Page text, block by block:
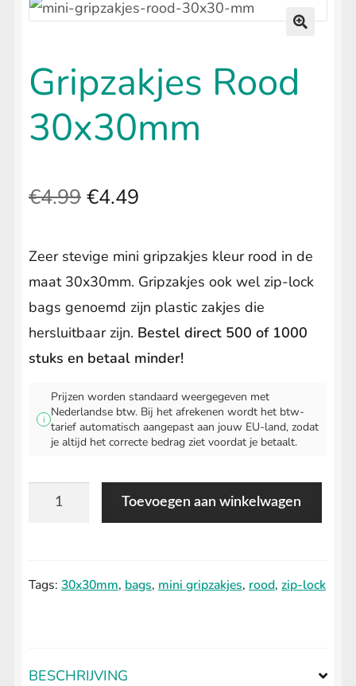
LIFESTYLE
Submenu
Gripzakjes Rood
30x30mm
€4.99 Oorspronkelijke
was:
€4.99.
€4.49
is:
€4.49.
Zeer stevige mini gripzakjes kleur rood in de
maat 30x30mm. Gripzakjes ook wel zip-lock
bags genoemd zijn plastic zakjes die
hersluitbaar zijn. Bestel direct 500 of 1000
stuks en betaal minder!
i
Prijzen worden standaard weergegeven met
Nederlandse btw. Bij het afrekenen wordt het btw-
tarief automatisch aangepast aan jouw EU-land, zodat
je altijd het correcte bedrag ziet voordat je betaalt.
Gripzakjes
Toevoegen aan winkelwagen
Tags: 30x30mm, bags, mini gripzakjes, rood, zip-lock
BESCHRIJVING